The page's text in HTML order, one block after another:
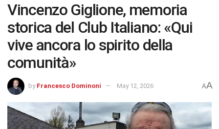
Vincenzo Giglione, memoria
storica del Club Italiano: «Qui
vive ancora lo spirito della
comunità»
by Francesco Dominoni May 12, 2026 AA